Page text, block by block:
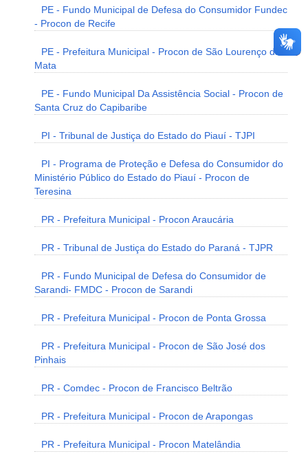
PE - Fundo Municipal de Defesa do Consumidor Fundec
- Procon de Recife
PE - Prefeitura Municipal - Procon de São Lourenço da
Mata
PE - Fundo Municipal Da Assistência Social - Procon de
Santa Cruz do Capibaribe
PI - Tribunal de Justiça do Estado do Piauí - TJPI
PI - Programa de Proteção e Defesa do Consumidor do
Ministério Público do Estado do Piauí - Procon de
Teresina
PR - Prefeitura Municipal - Procon Araucária
PR - Tribunal de Justiça do Estado do Paraná - TJPR
PR - Fundo Municipal de Defesa do Consumidor de
Sarandi- FMDC - Procon de Sarandi
PR - Prefeitura Municipal - Procon de Ponta Grossa
PR - Prefeitura Municipal - Procon de São José dos
Pinhais
PR - Comdec - Procon de Francisco Beltrão
PR - Prefeitura Municipal - Procon de Arapongas
PR - Prefeitura Municipal - Procon Matelândia